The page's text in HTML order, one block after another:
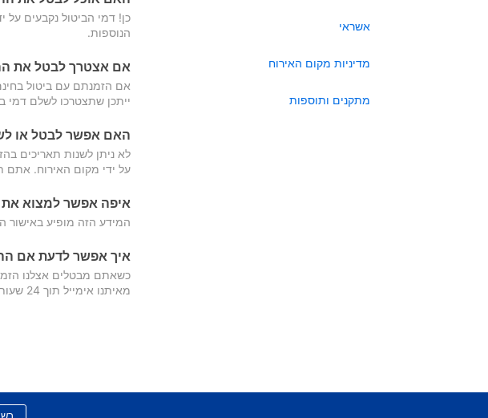
אשראי
מדיניות מקום האירוח
מתקנים ותוספות
כן! דמי הביטול נקבעים
הנוספות.
אם אצטרך לבטל את
אם הזמנתם עם ביטול
ייתכן שתצטרכו לשלם דמי
האם אפשר לבטל או
לא ניתן לשנות תאריכים
על ידי מקום האירוח. אתם
איפה אפשר למצוא את
המידע הזה מופיע באישור
איך אפשר לדעת אם
כשאתם מבטלים אצלנו
מאיתנו אימייל תוך 24 שעות, צרו קשר עם מקום האירוח כדי לוודא את הביטול.